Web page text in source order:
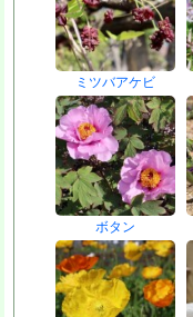
ミツバアケビ
ボタン